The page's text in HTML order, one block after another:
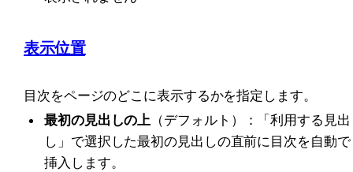
表示位置
目次をページのどこに表示するかを指定します。
最初の見出しの上 （デフォルト）：「利用する見出
し」で選択した最初の見出しの直前に目次を自動で
挿入します。